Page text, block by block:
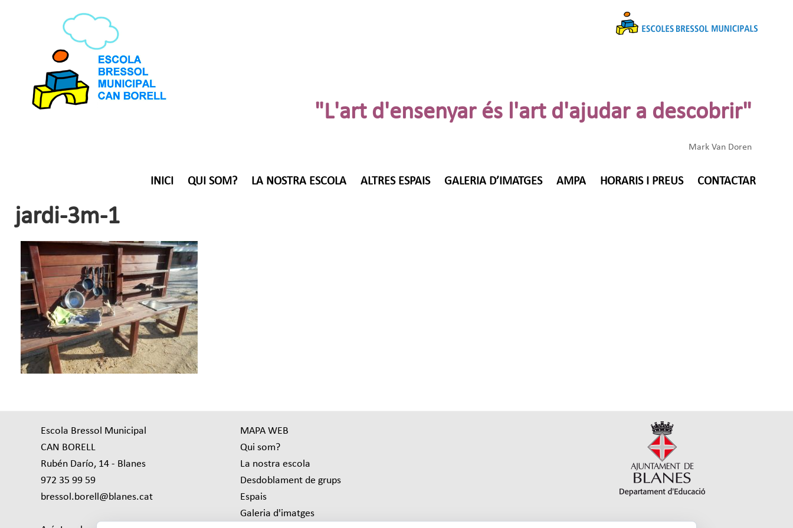
"L'art d'ensenyar és l'art d'ajudar a descobrir"
Mark Van Doren
INICI QUI SOM? LA NOSTRA ESCOLA ALTRES ESPAIS GALERIA D’IMATGES AMPA HORARIS I PREUS CONTACTAR
jardi-3m-1
Escola Bressol Municipal
CAN BORELL
Rubén Darío, 14 - Blanes
972 35 99 59
bressol.borell@blanes.cat
MAPA WEB
Qui som?
La nostra escola
Desdoblament de grups
Espais
Galeria d'imatges